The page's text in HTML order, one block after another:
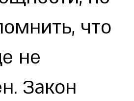
что
не
Закон